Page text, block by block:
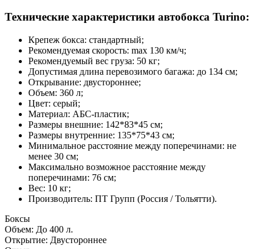
Технические характеристики автобокса Turino:
Крепеж бокса: стандартный;
Рекомендуемая скорость: max 130 км/ч;
Рекомендуемый вес груза: 50 кг;
Допустимая длина перевозимого багажа: до 134 см;
Открывание: двустороннее;
Объем: 360 л;
Цвет: серый;
Материал: АБС-пластик;
Размеры внешние: 142*83*45 см;
Размеры внутренние: 135*75*43 см;
Минимальное расстояние между поперечинами: не
менее 30 см;
Максимально возможное расстояние между
поперечинами: 76 см;
Вес: 10 кг;
Производитель: ПТ Групп (Россия / Тольятти).
Боксы
Объем: До 400 л.
Открытие: Двустороннее